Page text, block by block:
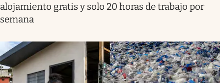
alojamiento gratis y solo 20 horas de trabajo por
semana